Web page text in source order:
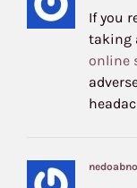
If you
taking
online